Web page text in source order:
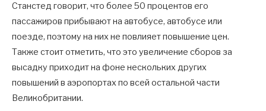
Станстед говорит, что более 50 процентов его
пассажиров прибывают на автобусе, автобусе или
поезде, поэтому на них не повлияет повышение цен.
Также стоит отметить, что это увеличение сборов за
высадку приходит на фоне нескольких других
повышений в аэропортах по всей остальной части
Великобритании.